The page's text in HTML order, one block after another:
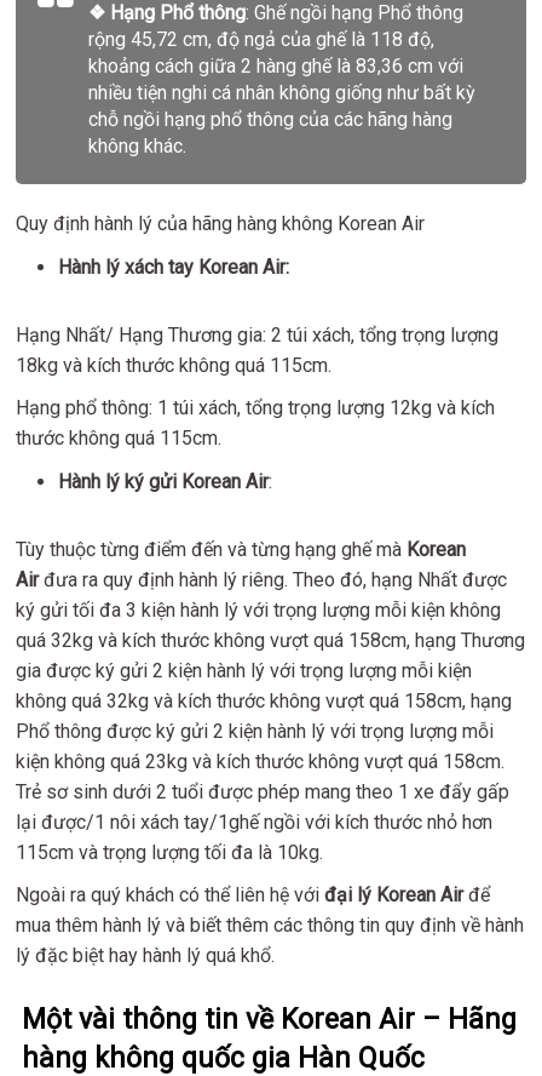
❖ Hạng Phổ thông: Ghế ngồi hạng Phổ thông
rộng 45,72 cm, độ ngả của ghế là 118 độ,
khoảng cách giữa 2 hàng ghế là 83,36 cm với
nhiều tiện nghi cá nhân không giống như bất kỳ
chỗ ngồi hạng phổ thông của các hãng hàng
không khác.
Quy định hành lý của hãng hàng không Korean Air
Hành lý xách tay Korean Air:
Hạng Nhất/ Hạng Thương gia: 2 túi xách, tổng trọng lượng
18kg và kích thước không quá 115cm.
Hạng phổ thông: 1 túi xách, tổng trọng lượng 12kg và kích
thước không quá 115cm.
Hành lý ký gửi Korean Air:
Tùy thuộc từng điểm đến và từng hạng ghế mà Korean
Airđưa ra quy định hành lý riêng. Theo đó, hạng Nhất được
ký gửi tối đa 3 kiện hành lý với trọng lượng mỗi kiện không
quá 32kg và kích thước không vượt quá 158cm, hạng Thương
gia được ký gửi 2 kiện hành lý với trọng lượng mỗi kiện
không quá 32kg và kích thước không vượt quá 158cm, hạng
Phổ thông được ký gửi 2 kiện hành lý với trọng lượng mỗi
kiện không quá 23kg và kích thước không vượt quá 158cm.
Trẻ sơ sinh dưới 2 tuổi được phép mang theo 1 xe đẩy gấp
lại được/1 nôi xách tay/1ghế ngồi với kích thước nhỏ hơn
115cm và trọng lượng tối đa là 10kg.
Ngoài ra quý khách có thể liên hệ vớiđại lý Korean Airđể
mua thêm hành lý và biết thêm các thông tin quy định về hành
lý đặc biệt hay hành lý quá khổ.
Một vài thông tin về Korean Air – Hãng
hàng không quốc gia Hàn Quốc